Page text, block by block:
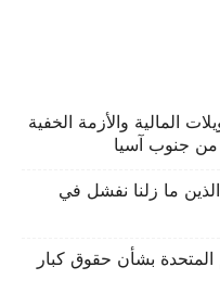
المالية والأزمة الخفية
من جنوب آسيا
ما زلنا نفشل في
بشأن حقوق كبار